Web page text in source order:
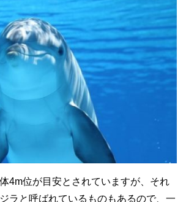
4m位が目安とされていますが、それ
ラと呼ばれているものもあるので、一